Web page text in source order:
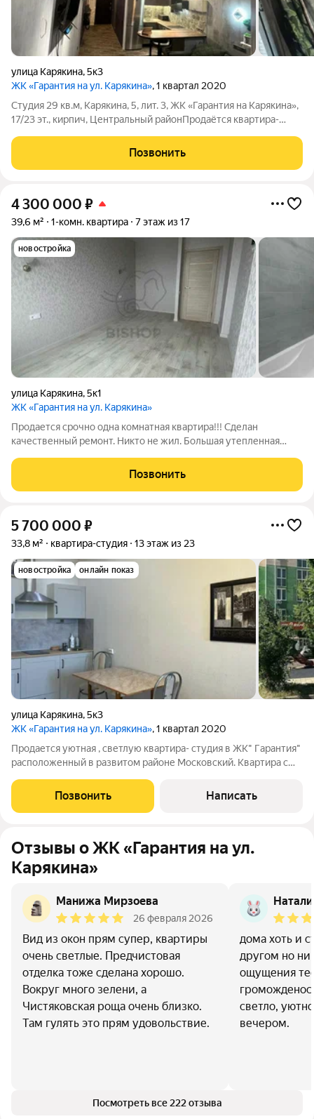
улица Карякина,5к3
ЖК «Гарантия на ул. Карякина», 1 квартал 2020
Студия 29 кв.м, Карякина, 5, лит. 3, ЖК «Гарантия на Карякина»,
17/23 эт., кирпич, Центральный районПродаётся квартира-
кирпичного дома, построенного в 2020-х годах. Жилая зона -
12 кв.м, кухонная
Позвонить
4 300 000 ₽
39,6 м² 1-комн. квартира 7 этаж из 17
новостройка
улица Карякина,5к1
ЖК «Гарантия на ул. Карякина»
Продается срочно одна комнатная квартира!!! Сделан
качественный ремонт. Никто не жил. Большая утепленная
развитом микрорайоне, где все в шаговой доступности:
школы, детские сады, поликлиника,
Позвонить
5 700 000 ₽
33,8 м² квартира-студия 13 этаж из 23
новостройка онлайн показ
улица Карякина,5к3
ЖК «Гарантия на ул. Карякина», 1 квартал 2020
Продается уютная , светлую квартира- студия в ЖK" Гapантия"
расположенный в развитом районе Московский. Kвартиpа с
возможность обозревать город! Студия 34 кв.м. , что
позволяет сделать перепланировку.
Позвонить Написать
Отзывы о ЖК «Гарантия на ул.
Карякина»
Манижа Мирзоева
26 февраля 2026
Вид из окон прям супер, квартиры
очень светлые. Предчистовая
отделка тоже сделана хорошо.
Вокруг много зелени, а
Чистяковская роща очень близко.
Там гулять это прям удовольствие.
дома хоть и
другом но
ощущения
светло,
вечером.
Посмотреть все 222 отзыва